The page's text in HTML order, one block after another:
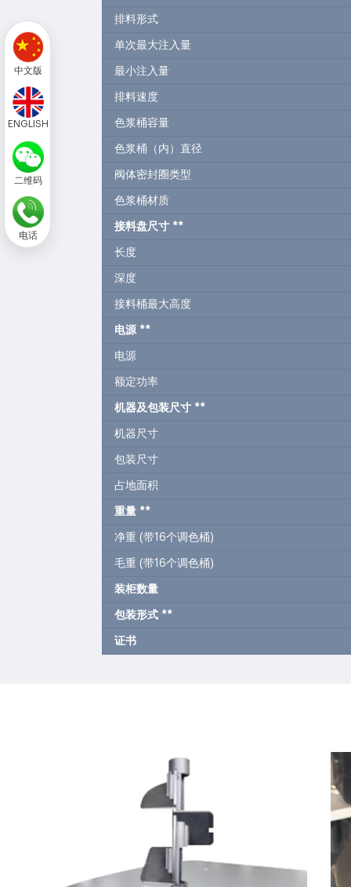
排料形式
单次最大注入量
最小注入量
排料速度
色浆桶容量
色浆桶（内）直径
阀体密封圈类型
色浆桶材质
接料盘尺寸 **
长度
深度
接料桶最大高度
电源 **
电源
额定功率
机器及包装尺寸 **
机器尺寸
包装尺寸
占地面积
重量 **
净重 (带16个调色桶)
毛重 (带16个调色桶)
装柜数量
包装形式 **
证书
中文版
ENGLISH
二维码
电话